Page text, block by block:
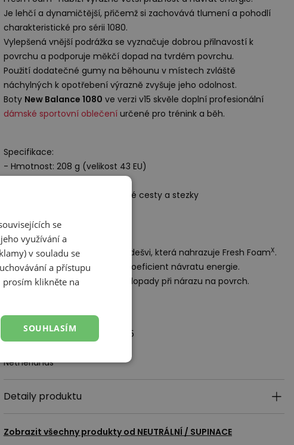
Je lehčí a dynamičtější, přičemž si zachovává tlumení a pohodlí
charakteristické pro sérii 1080.
Vylepšená vnější podrážka se vyznačuje dobrou přilnavostí k
povrchu a podporuje měkčí dopad na tvrdém povrchu.
Použití dodatečné gumy na běhounu v místech zvláště
náchylných k opotřebení výrazně zvyšuje jeho odolnost.
Boty New Balance 1080 ve verzi v15 skvěle doplní profesionální
dámské sportovní oblečeníurčené pro trénink a běh.
Specifikace:
- Hmotnost: 208 g (velikost 43 EU)
- Typ povrchu: asfalt, zpevněné cesty a stezky
Technologie:
Infinion – nová pěna v mezipodešvi, která nahrazuje Fresh FoamX.
Je lehká, pružná a má vysoký koeficient návratu energie.
Zajišťuje plynulý běh a měkké dopady při nárazu na povrch.
New Balance Europe BV
A-Factorij, Pilotenstraat 35 – 45
Netherlands
Detaily produktu
Zobrazit všechny produkty od NEUTRÁLNÍ / SUPINACE
se
využívání a
v souladu se
a přístupu
prosím klikněte na
SOUHLASÍM